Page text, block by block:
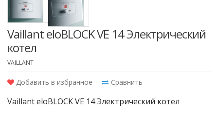
Vaillant eloBLOCK VE 14 Электрический
котел
VAILLANT
Добавить в избранное Сравнить
Vaillant eloBLOCK VE 14 Электрический котел